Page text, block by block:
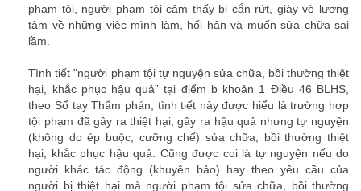
phạm tội, người phạm tội cảm thấy bị cắn rứt, giày vò lương
tâm về những việc mình làm, hối hận và muốn sửa chữa sai
lầm.
Tình tiết"người phạm tội tự nguyện sửa chữa, bồi thường thiệt
hại, khắc phục hậu quả”tại điểm b khoản 1 Điều 46 BLHS,
theo Sổ tay Thẩm phán, tình tiết này được hiểu là trường hợp
tội phạm đã gây ra thiệt hại, gây ra hậu quả nhưng tự nguyện
(không do ép buộc, cưỡng chế) sửa chữa, bồi thường thiệt
hại, khắc phục hậu quả. Cũng được coi là tự nguyện nếu do
người khác tác động (khuyên bảo) hay theo yêu cầu của
người bị thiệt hại mà người phạm tội sửa chữa, bồi thường